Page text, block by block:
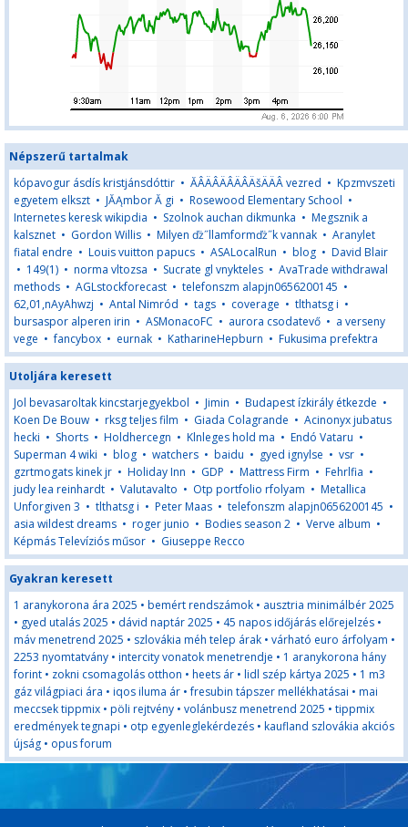
Népszerű tartalmak
kópavogur ásdís kristjánsdóttir • ĂÂÄÂÄÂÄÂÄšÄÄÂ vezred • Kpzmvszeti
egyetem elkszt • JĂĄmbor Ă gi • Rosewood Elementary School •
Internetes keresk wikipdia • Szolnok auchan dikmunka • Megsznik a
kalsznet • Gordon Willis • Milyen ďż˝llamformďż˝k vannak • Aranylet
fiatal endre • Louis vuitton papucs • ASALocalRun • blog • David Blair
• 149(1) • norma vltozsa • Sucrate gl vnykteles • AvaTrade withdrawal
methods • AGLstockforecast • telefonszm alapjn0656200145 •
62,01,nAyAhwzj • Antal Nimród • tags • coverage • tlthatsg i •
bursaspor alperen irin • ASMonacoFC • aurora csodatevő • a verseny
vege •fancybox • eurnak • KatharineHepburn • Fukusima prefektra
Utoljára keresett
Jol bevasaroltak kincstarjegyekbol • Jimin • Budapest ízkirály étkezde •
Koen De Bouw • rksg teljes film • Giada Colagrande • Acinonyx jubatus
hecki • Shorts • Holdhercegn • Klnleges hold ma • Endó Vataru •
Superman 4 wiki • blog • watchers • baidu • gyed ignylse • vsr •
gzrtmogats kinek jr • Holiday Inn • GDP • Mattress Firm • Fehrlfia •
judy lea reinhardt • Valutavalto • Otp portfolio rfolyam • Metallica
Unforgiven 3 • tlthatsg i • Peter Maas • telefonszm alapjn0656200145 •
asia wildest dreams • roger junio • Bodies season 2 • Verve album •
Képmás Televíziós műsor • Giuseppe Recco
Gyakran keresett
1 aranykorona ára 2025 • bemért rendszámok • ausztria minimálbér 2025
• gyed utalás 2025 • dávid naptár 2025 • 45 napos időjárás előrejelzés •
máv menetrend 2025 • szlovákia méh telep árak • várható euro árfolyam •
2253 nyomtatvány • intercity vonatok menetrendje • 1 aranykorona hány
forint • zokni csomagolás otthon • heets ár • lidl szép kártya 2025 • 1 m3
gáz világpiaci ára • iqos iluma ár •fresubin tápszer mellékhatásai • mai
meccsek tippmix • pöli rejtvény • volánbusz menetrend 2025 • tippmix
eredmények tegnapi • otp egyenleglekérdezés • kaufland szlovákia akciós
újság • opus forum